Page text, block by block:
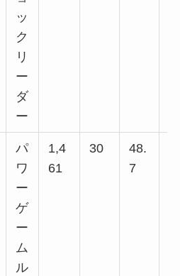
ッ
ク
リ
ー
ダ
ー
パ
ワ
ー
ゲ
ー
ム
ル
1,4
61
30
48.
7